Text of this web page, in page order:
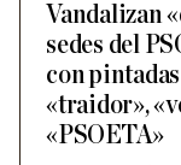
Vandalizan
sedes del
con
«traidor»,
«PSOETA»